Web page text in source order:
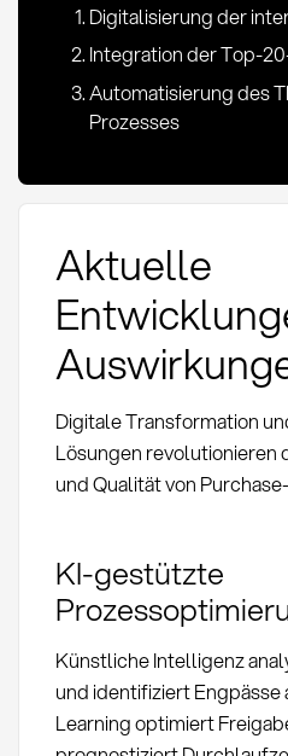
Digitalisierung der
Integration der Top-
Automatisierung des
Prozesses
Aktuelle
Digitale Transformation
Lösungen revolutionieren
und Qualität von
KI-gestützte
Künstliche Intelligenz
und identifiziert Engpässe
Learning optimiert